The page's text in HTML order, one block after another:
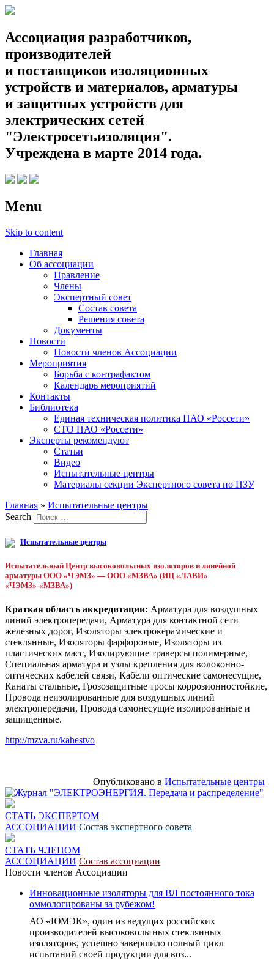
Ассоциация разработчиков,
производителей
и поставщиков изоляционных
устройств и материалов, арматуры
и защитных устройств для
электрических сетей
"Электросетьизоляция".
Учреждена в марте 2014 года.
Menu
Skip to content
Главная
Об ассоциации
Правление
Члены
Экспертный совет
Состав совета
Решения совета
Документы
Новости
Новости членов Ассоциации
Мероприятия
Борьба с контрафактом
Календарь мероприятий
Контакты
Библиотека
Единая техническая политика ПАО «Россети»
СТО ПАО «Россети»
Эксперты рекомендуют
Статьи
Видео
Испытательные центры
Материалы секции Экспертного совета по ПЗУ
Главная » Испытательные центры
Search
Испытательные центры
Испытательный Центр высоковольтных изоляторов и линейной
арматуры ООО «ЧЭМЗ» — ООО «МЗВА» (ИЦ «ЛАВИ»
«ЧЭМЗ»-«МЗВА»)
Краткая область аккредитации: Арматура для воздушных
линий электропередачи, Арматура для контактной сети
железных дорог, Изоляторы электрокерамические и
стеклянные, Изоляторы фарфоровые, Изоляторы из
пластических масс, Изолирующие траверсы полимерные,
Специальная арматура и узлы крепления для волоконно-
оптических кабелей связи, Кабели оптические самонесущие,
Канаты стальные, Грозозащитные тросы коррозионностойкие,
Провода неизолированные для воздушных линий
электропередачи, Провода самонесущие изолированные и
защищенные.
http://mzva.ru/kahestvo
Опубликовано в Испытательные центры |
СТАТЬ ЭКСПЕРТОМ
АССОЦИАЦИИ Состав экспертного совета
СТАТЬ ЧЛЕНОМ
АССОЦИАЦИИ Состав ассоциации
Новости членов Ассоциации
Инновационные изоляторы для ВЛ постоянного тока
оммологированы за рубежом!
АО «ЮМЭК», один из ведущих российских
производителей высоковольтных стеклянных
изоляторов, успешно завершило полный цикл
испытаний своей продукции для воз...